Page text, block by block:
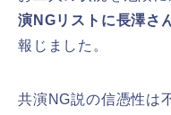
演NGリストに長澤さ
報じました。
共演NG説の信憑性は